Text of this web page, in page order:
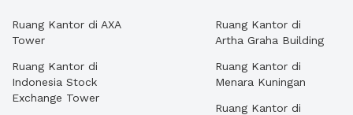
Ruang Kantor di AXA
Tower
Ruang Kantor di
Indonesia Stock
Exchange Tower
Ruang Kantor di
Artha Graha Building
Ruang Kantor di
Menara Kuningan
Ruang Kantor di